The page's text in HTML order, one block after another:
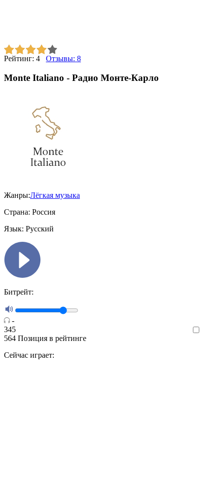
Рейтинг: 4 Отзывы: 8
Monte Italiano - Радио Монте-Карло
Жанры:Лёгкая музыка
Страна: Россия
Язык: Русский
Битрейт:
-
345
564 Позиция в рейтинге
Сейчас играет: